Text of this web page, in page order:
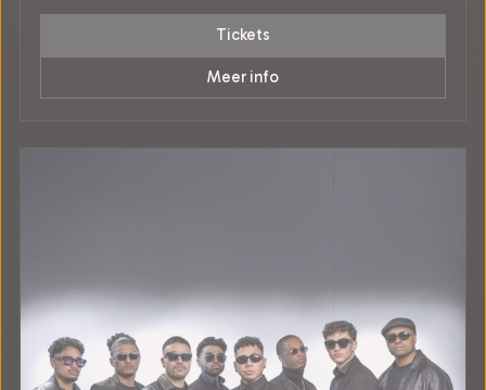
Tickets
Meer info